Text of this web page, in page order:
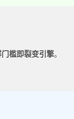
槛即裂变引擎。